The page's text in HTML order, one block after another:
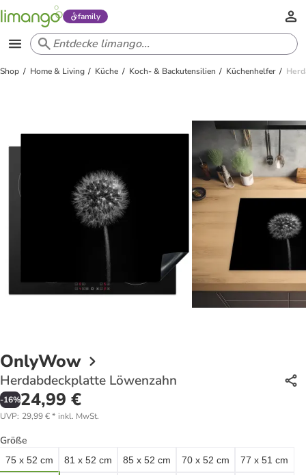
family
Shop Home & Living Küche Koch- & Backutensilien Küchenhelfer
OnlyWow
Herdabdeckplatte Löwenzahn
-16%24,99 €
UVP: 29,99 €* inkl. MwSt.
Größe
75 x 52 cm 81 x 52 cm 85 x 52 cm 70 x 52 cm 77 x 51 cm